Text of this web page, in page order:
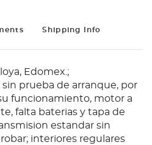
Shipping Info
Edomex.;
prueba de arranque, por
funcionamiento, motor a
falta baterias y tapa de
estandar sin
interiores regulares